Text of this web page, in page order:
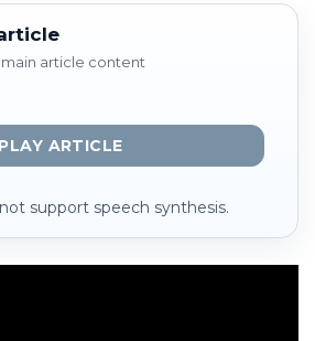
article content
PLAY ARTICLE
support speech synthesis.